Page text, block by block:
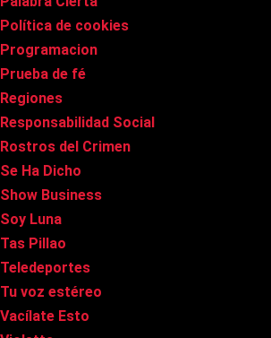
Política de cookies
Programacion
Prueba de fé
Regiones
Responsabilidad Social
Rostros del Crimen
Se Ha Dicho
Show Business
Soy Luna
Tas Pillao
Teledeportes
Tu voz estéreo
Vacílate Esto